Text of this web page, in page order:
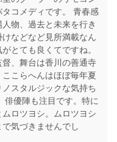
コメディです。 青春感
物、過去と未来を行き
などなど見所満載なん
とても良くてですね。
、舞台は香川の善通寺
こらへんはほぼ毎年夏
スタルジックな気持ち
俳優陣も注目です。特に
ロツヨシ。ムロツヨシ
気づきませんでし